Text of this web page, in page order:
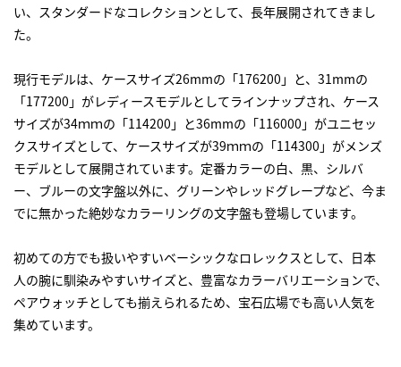
い、スタンダードなコレクションとして、長年展開されてきまし
た。
現行モデルは、ケースサイズ26mmの「176200」と、31mmの
「177200」がレディースモデルとしてラインナップされ、ケース
サイズが34ｍｍの「114200」と36mmの「116000」がユニセッ
クスサイズとして、ケースサイズが39ｍｍの「114300」がメンズ
モデルとして展開されています。定番カラーの白、黒、シルバ
ー、ブルーの文字盤以外に、グリーンやレッドグレープなど、今ま
でに無かった絶妙なカラーリングの文字盤も登場しています。
初めての方でも扱いやすいベーシックなロレックスとして、日本
人の腕に馴染みやすいサイズと、豊富なカラーバリエーションで、
ペアウォッチとしても揃えられるため、宝石広場でも高い人気を
集めています。